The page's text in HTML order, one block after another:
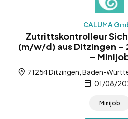
CALUMA
Zutrittskontrolleur
(m/w/d) aus Ditzingen –
–
71254 Ditzingen, Baden-
01/08/
Minijob